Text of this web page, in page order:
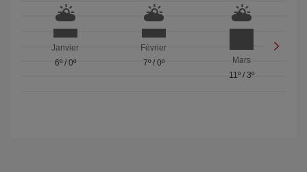
Janvier
6º/ 0º
Février
7º/ 0º
Mars
11º /3º